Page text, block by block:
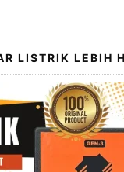
LISTRIK LEBIH